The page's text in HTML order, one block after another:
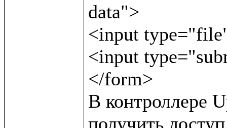
data">
<input
<input
</form>
В контроллере
получить